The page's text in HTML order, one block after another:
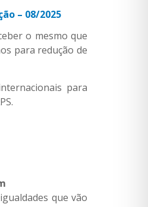
o mesmo que
para redução de
para
que vão